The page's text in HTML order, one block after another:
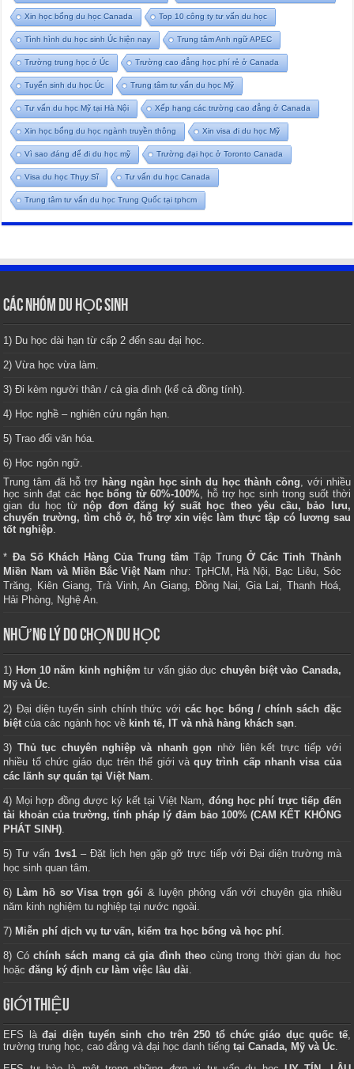
Xin học bổng du học Canada Top 10 công ty tư vấn du học
Tình hình du học sinh Úc hiện nay Trung tâm Anh ngữ APEC
Trường trung học ở Úc Trường cao đẳng học phí rẻ ở Canada
Tuyển sinh du học Úc Trung tâm tư vấn du học Mỹ
Tư vấn du học Mỹ tại Hà Nội Xếp hạng các trường cao đẳng ở Canada
Xin học bổng du học ngành truyền thông Xin visa đi du học Mỹ
Vì sao đáng để đi du học mỹ Trường đại học ở Toronto Canada
Visa du học Thụy Sĩ Tư vấn du học Canada
Trung tâm tư vấn du học Trung Quốc tại tphcm
CÁC NHÓM DU HỌC SINH
1) Du học dài hạn từ cấp 2 đến sau đại học.
2) Vừa học vừa làm.
3) Đi kèm người thân / cả gia đình (kể cả đồng tính).
4) Học nghề – nghiên cứu ngắn hạn.
5) Trao đổi văn hóa.
6) Học ngôn ngữ.
Trung tâm đã hỗ trợ hàng ngàn học sinh du học thành công, với nhiều
học sinh đạt các học bổng từ 60%-100%, hỗ trợ học sinh trong suốt thời
gian du học từ nộp đơn đăng ký suất học theo yêu cầu, bảo lưu,
chuyển trường, tìm chỗ ở, hỗ trợ xin việc làm thực tập có lương sau
tốt nghiệp.
* Đa Số Khách Hàng Của Trung tâm Tập TrungỞ Các Tỉnh Thành
Miền Nam và Miền Bắc Việt Nam như: TpHCM, Hà Nội, Bạc Liêu, Sóc
Trăng, Kiên Giang, Trà Vinh, An Giang, Đồng Nai, Gia Lai, Thanh Hoá,
Hải Phòng, Nghệ An.
NHỮNG LÝ DO CHỌN DU HỌC
1) Hơn 10 năm kinh nghiệm tư vấn giáo dục chuyên biệt vào Canada,
Mỹ và Úc.
2) Đại diện tuyển sinh chính thức vớicác học bổng / chính sách đặc
biệt của các ngành học về kinh tế, IT và nhà hàng khách sạn.
3) Thủ tục chuyên nghiệp và nhanh gọn nhờ liên kết trực tiếp với
nhiều tổ chức giáo dục trên thế giới vàquy trình cấp nhanh visa của
các lãnh sự quán tại Việt Nam.
4) Mọi hợp đồng được ký kết tại Việt Nam, đóng học phí trực tiếp đến
tài khoản của trường, tính pháp lý đảm bảo 100% (CAM KẾT KHÔNG
PHÁT SINH).
5) Tư vấn 1vs1– Đặt lịch hẹn gặp gỡ trực tiếp với Đại diện trường mà
học sinh quan tâm.
6) Làm hồ sơ Visa trọn gói & luyện phỏng vấn với chuyên gia nhiều
năm kinh nghiệm tu nghiệp tại nước ngoài.
7) Miễn phí dịch vụ tư vấn, kiểm tra học bổng và học phí.
8) Cóchính sách mang cả gia đình theocùng trong thời gian du học
hoặcđăng ký định cư làm việc lâu dài.
GIỚI THIỆU
EFS làđại diện tuyển sinh cho trên 250 tổ chức giáo dục quốc tế,
trường trung học, cao đẳng và đại học danh tiếng tại Canada, Mỹ và Úc.